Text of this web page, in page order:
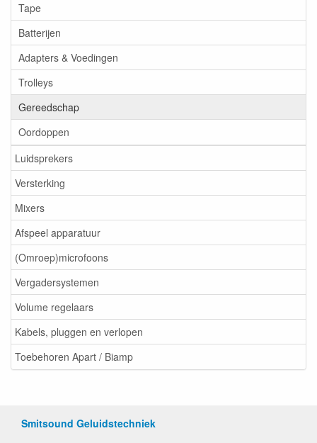
Tape
Batterijen
Adapters & Voedingen
Trolleys
Gereedschap
Oordoppen
Luidsprekers
Versterking
Mixers
Afspeel apparatuur
(Omroep)microfoons
Vergadersystemen
Volume regelaars
Kabels, pluggen en verlopen
Toebehoren Apart / Biamp
Smitsound Geluidstechniek